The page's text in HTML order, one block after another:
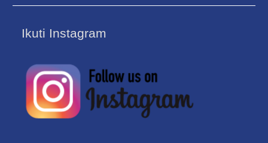
Ikuti Instagram